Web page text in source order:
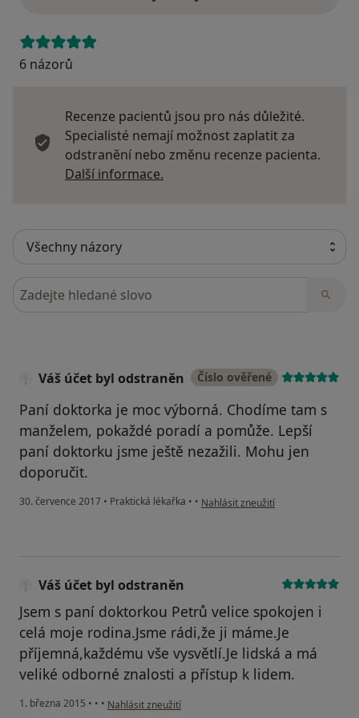
6 názorů
Recenze pacientů jsou pro nás důležité.
Specialisté nemají možnost zaplatit za
odstranění nebo změnu recenze pacienta.
Další informace.
Hledejte v názorech
Váš účet byl odstraněn Číslo ověřené
Paní doktorka je moc výborná. Chodíme tam s
manželem, pokaždé poradí a pomůže. Lepší
paní doktorku jsme ještě nezažili. Mohu jen
doporučit.
30. července 2017 • Praktická lékařka • • podle názoru uživatele Váš účet
Nahlásit zneužití
Váš účet byl odstraněn
Jsem s paní doktorkou Petrů velice spokojen i
celá moje rodina.Jsme rádi,že ji máme.Je
příjemná,každému vše vysvětlí.Je lidská a má
veliké odborné znalosti a přístup k lidem.
1. března 2015 • • • podle názoru uživatele Váš účet byl odstraněn
Nahlásit zneužití